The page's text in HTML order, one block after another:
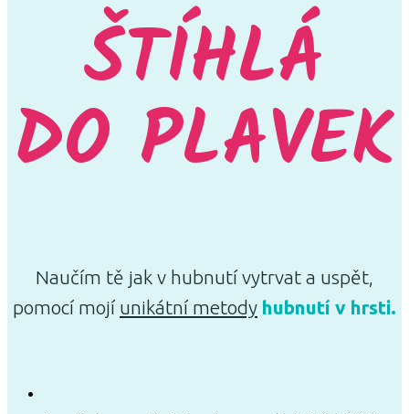
ŠTÍHLÁ
DO PLAVEK
Naučím tě jak v hubnutí vytrvat a uspět,
pomocí mojí unikátní metody hubnutí v hrsti.